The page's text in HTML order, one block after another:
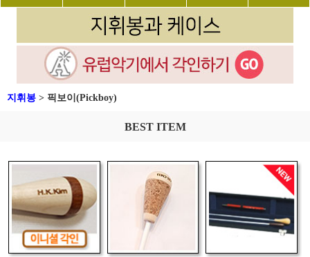
지휘봉 > 픽보이(Pickboy)
BEST ITEM